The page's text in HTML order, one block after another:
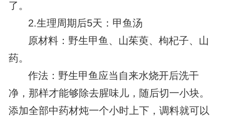
了。
2.生理周期后5天：甲鱼汤
原材料：野生甲鱼、山茱萸、枸杞子、山
药。
作法：野生甲鱼应当自来水烧开后洗干
净，那样才能够除去腥味儿，随后切一小块。
添加全部中药材炖一个小时上下，调料就可以